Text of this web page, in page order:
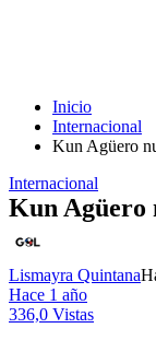
Inicio
Internacional
Kun Agüero
Internacional
Kun Agüero
Lismayra Quintana
Hace 1 año
336,0 Vistas